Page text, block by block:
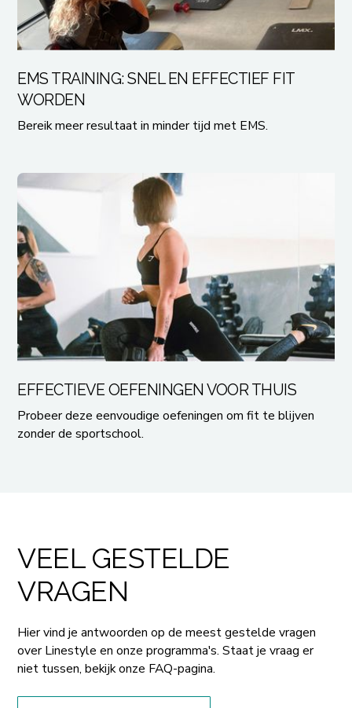
EMS TRAINING: SNEL EN EFFECTIEF FIT
WORDEN
Bereik meer resultaat in minder tijd met EMS.
EFFECTIEVE OEFENINGEN VOOR THUIS
Probeer deze eenvoudige oefeningen om fit te blijven
zonder de sportschool.
VEEL GESTELDE
VRAGEN
Hier vind je antwoorden op de meest gestelde vragen
over Linestyle en onze programma's. Staat je vraag er
niet tussen, bekijk onze FAQ-pagina.